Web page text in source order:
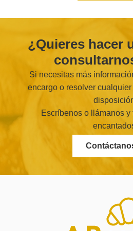
¿Quieres hacer
Si necesitas más
encargo o resolver
Escríbenos o llámanos y